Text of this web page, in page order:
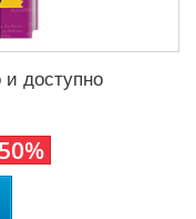
и доступно